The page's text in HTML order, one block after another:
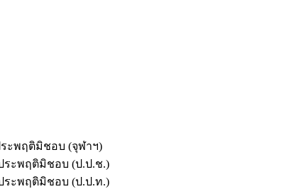
ะพฤติมิชอบ (จุฬาฯ)
ระพฤติมิชอบ (ป.ป.ช.)
ระพฤติมิชอบ (ป.ป.ท.)